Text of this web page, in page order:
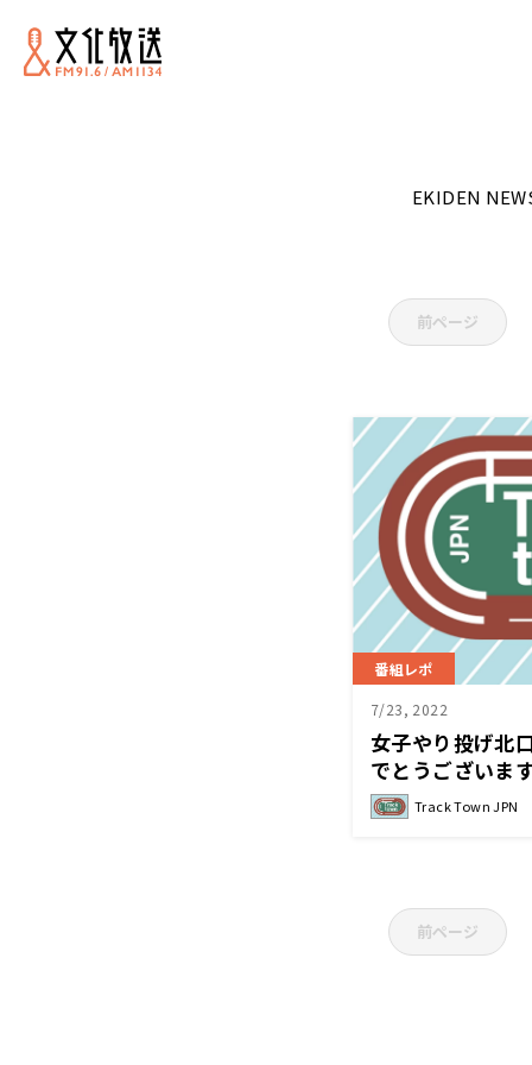
EKIDEN
前ページ
番組レポ
7/23, 2022
女子やり投げ北
でとうございま
Track Town JPN
前ページ